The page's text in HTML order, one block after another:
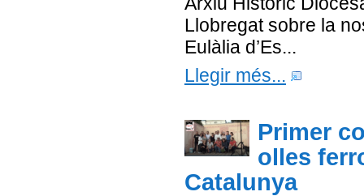
Llobregat sobre la
Eulàlia d’Es...
Llegir més...
Primer
olles
Catalunya